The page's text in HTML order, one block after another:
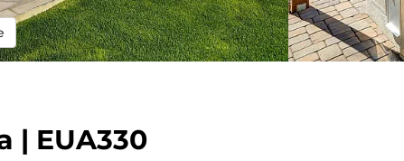
| EUA330